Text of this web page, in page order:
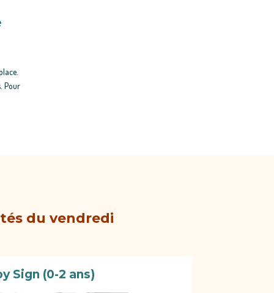
Pour
du vendredi
Sign (0-2 ans)